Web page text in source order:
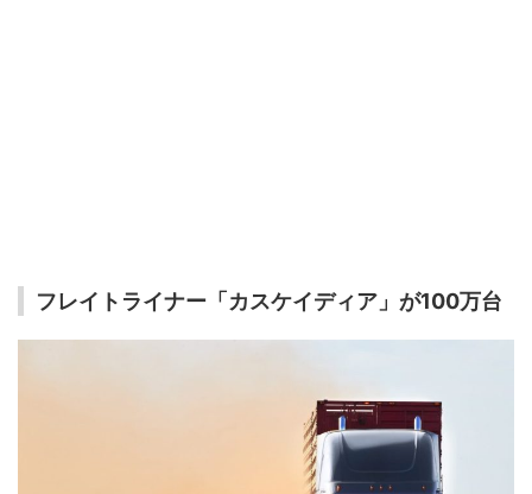
フレイトライナー「カスケイディア」が100万台